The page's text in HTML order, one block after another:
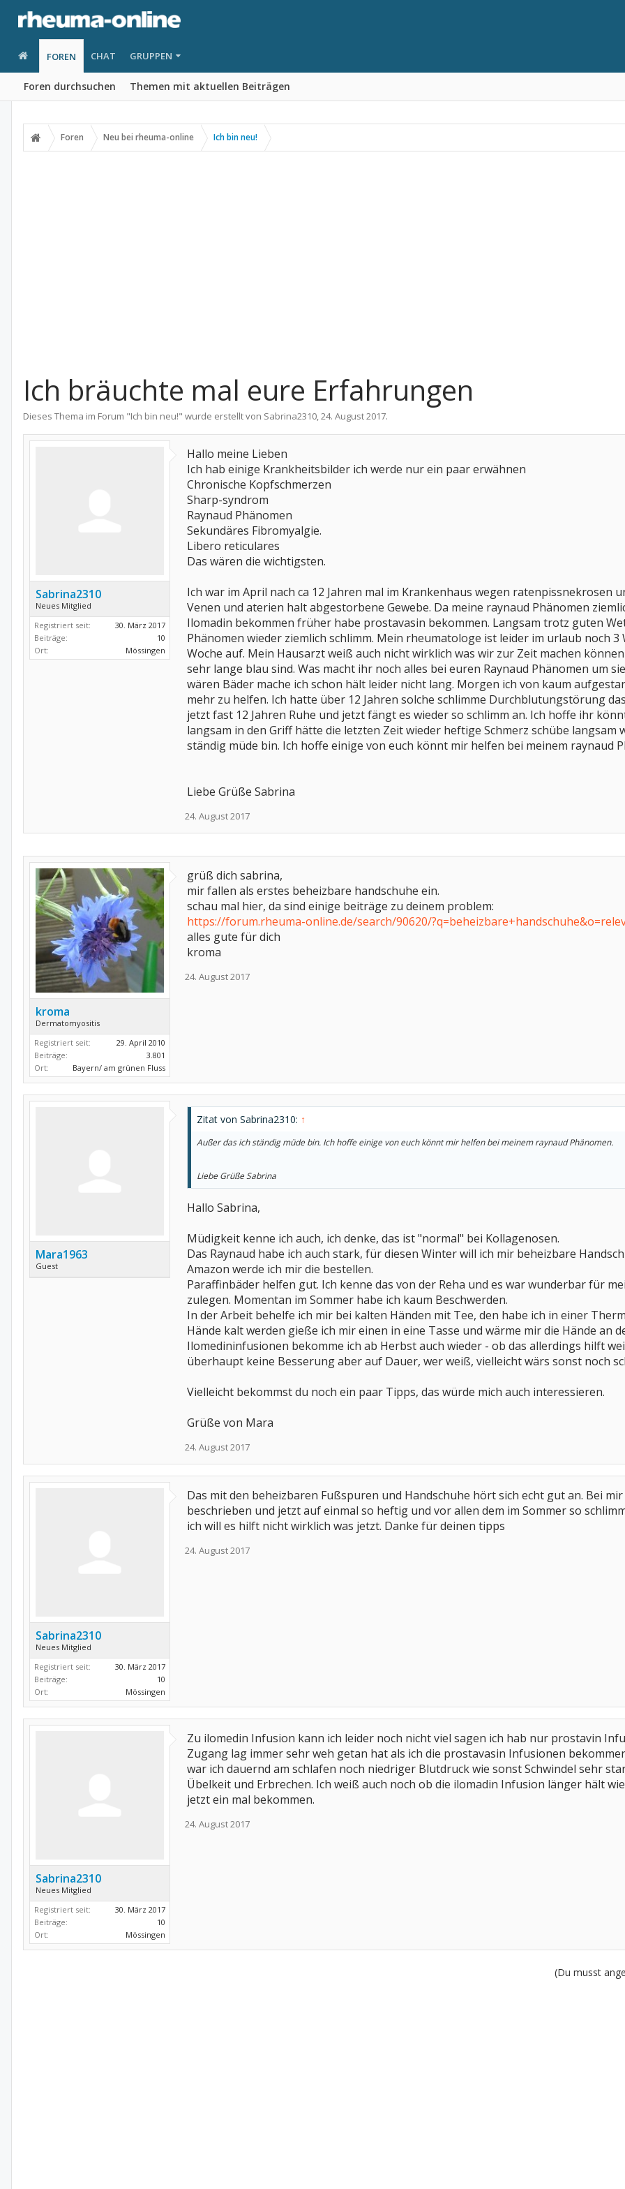
FOREN
Foren durchsuchen Themen mit aktuellen Beiträgen
CHAT GRUPPEN
Foren Neu bei rheuma-online Ich bin neu!
Ich bräuchte mal eure Erfahrungen
Dieses Thema im Forum "Ich bin neu!" wurde erstellt von Sabrina2310,24. August 2017.
Sabrina2310
Neues Mitglied
Registriert seit:
30. März 2017
Beiträge:
10
Ort:
Mössingen
Hallo meine Lieben
Ich hab einige Krankheitsbilder ich werde nur ein paar erwähnen
Chronische Kopfschmerzen
Sharp-syndrom
Raynaud Phänomen
Sekundäres Fibromyalgie.
Libero reticulares
Das wären die wichtigsten.
Ich war im April nach ca 12 Jahren mal im Krankenhaus wegen ratenpissnekrosen
Venen und aterien halt abgestorbene Gewebe. Da meine raynaud Phänomen
Ilomadin bekommen früher habe prostavasin bekommen. Langsam trotz guten
Phänomen wieder ziemlich schlimm. Mein rheumatologe ist leider im urlaub noch
Woche auf. Mein Hausarzt weiß auch nicht wirklich was wir zur Zeit machen
sehr lange blau sind. Was macht ihr noch alles bei euren Raynaud Phänomen um
wären Bäder mache ich schon hält leider nicht lang. Morgen ich von kaum
mehr zu helfen. Ich hatte über 12 Jahren solche schlimme Durchblutungstörung
jetzt fast 12 Jahren Ruhe und jetzt fängt es wieder so schlimm an. Ich hoffe ihr
langsam in den Griff hätte die letzten Zeit wieder heftige Schmerz schübe langsam
ständig müde bin. Ich hoffe einige von euch könnt mir helfen bei meinem raynaud
Liebe Grüße Sabrina
24. August 2017
kroma
Dermatomyositis
Registriert seit:
29. April 2010
Beiträge:
3.801
Ort:
Bayern/ am grünen Fluss
grüß dich sabrina,
mir fallen als erstes beheizbare handschuhe ein.
schau mal hier, da sind einige beiträge zu deinem problem:
https://forum.rheuma-online.de/search/90620/
alles gute für dich
kroma
24. August 2017
Mara1963
Guest
Zitat von Sabrina2310: ↑
Außer das ich ständig müde bin. Ich hoffe einige von euch könnt mir helfen bei meinem raynaud Phänomen.
Liebe Grüße Sabrina
Hallo Sabrina,
Müdigkeit kenne ich auch, ich denke, das ist "normal" bei Kollagenosen.
Das Raynaud habe ich auch stark, für diesen Winter will ich mir beheizbare
Amazon werde ich mir die bestellen.
Paraffinbäder helfen gut. Ich kenne das von der Reha und es war wunderbar für
zulegen. Momentan im Sommer habe ich kaum Beschwerden.
In der Arbeit behelfe ich mir bei kalten Händen mit Tee, den habe ich in einer
Hände kalt werden gieße ich mir einen in eine Tasse und wärme mir die Hände an
Ilomedininfusionen bekomme ich ab Herbst auch wieder - ob das allerdings hilft
überhaupt keine Besserung aber auf Dauer, wer weiß, vielleicht wärs sonst noch
Vielleicht bekommst du noch ein paar Tipps, das würde mich auch interessieren.
Grüße von Mara
24. August 2017
Sabrina2310
Neues Mitglied
Registriert seit:
30. März 2017
Beiträge:
10
Ort:
Mössingen
Das mit den beheizbaren Fußspuren und Handschuhe hört sich echt gut an. Bei
beschrieben und jetzt auf einmal so heftig und vor allen dem im Sommer so
ich will es hilft nicht wirklich was jetzt. Danke für deinen tipps
24. August 2017
Sabrina2310
Neues Mitglied
Registriert seit:
30. März 2017
Beiträge:
10
Ort:
Mössingen
Zu ilomedin Infusion kann ich leider noch nicht viel sagen ich hab nur prostavin
Zugang lag immer sehr weh getan hat als ich die prostavasin Infusionen
war ich dauernd am schlafen noch niedriger Blutdruck wie sonst Schwindel sehr
Übelkeit und Erbrechen. Ich weiß auch noch ob die ilomadin Infusion länger hält
jetzt ein mal bekommen.
24. August 2017
(Du musst